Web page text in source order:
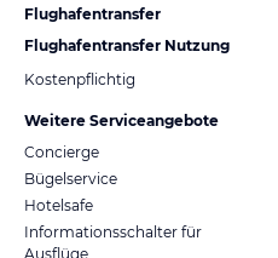
Flughafentransfer
Flughafentransfer Nutzung
Kostenpflichtig
Weitere Serviceangebote
Concierge
Bügelservice
Hotelsafe
Informationsschalter für
Ausflüge